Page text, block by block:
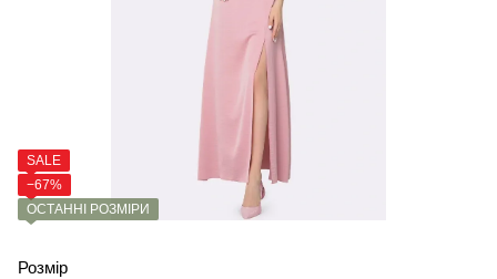
SALE
−67%
ОСТАННІ РОЗМІРИ
Розмір